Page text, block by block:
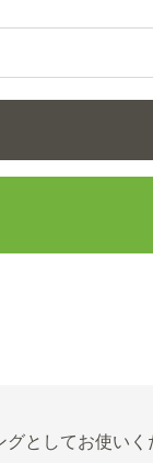
としてお使い